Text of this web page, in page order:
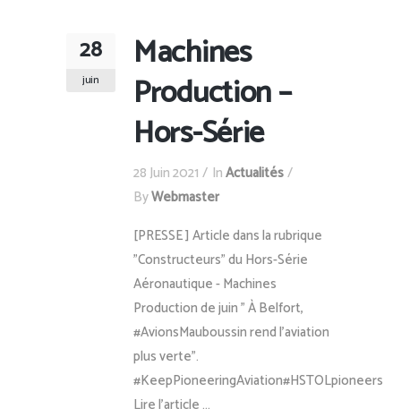
28
juin
Machines
Production –
Hors-Série
28 Juin 2021 InActualités
ByWebmaster
[PRESSE ] Article dans la rubrique
"Constructeurs" du Hors-Série
Aéronautique - Machines
Production de juin " À Belfort,
#AvionsMauboussin rend l'aviation
plus verte".
#KeepPioneeringAviation#HSTOLpioneers
Lire l'article ...